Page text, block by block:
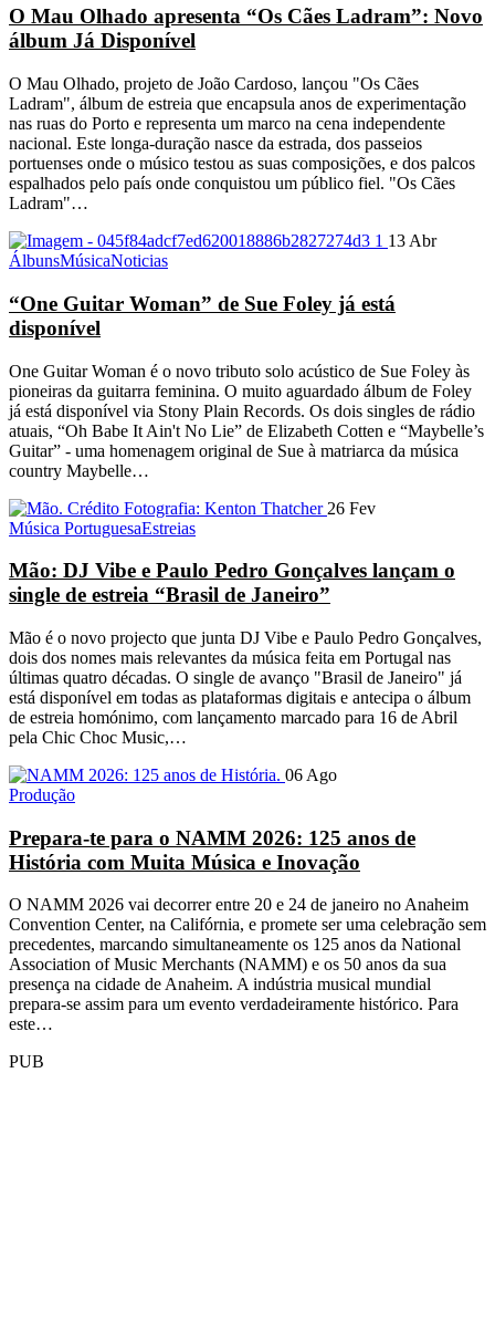
O Mau Olhado apresenta “Os Cães Ladram”: Novo
álbum Já Disponível
O Mau Olhado, projeto de João Cardoso, lançou "Os Cães
Ladram", álbum de estreia que encapsula anos de experimentação
nas ruas do Porto e representa um marco na cena independente
nacional. Este longa-duração nasce da estrada, dos passeios
portuenses onde o músico testou as suas composições, e dos palcos
espalhados pelo país onde conquistou um público fiel. "Os Cães
Ladram"…
13 Abr
ÁlbunsMúsicaNoticias
“One Guitar Woman” de Sue Foley já está
disponível
One Guitar Woman é o novo tributo solo acústico de Sue Foley às
pioneiras da guitarra feminina. O muito aguardado álbum de Foley
já está disponível via Stony Plain Records. Os dois singles de rádio
atuais, “Oh Babe It Ain't No Lie” de Elizabeth Cotten e “Maybelle’s
Guitar” - uma homenagem original de Sue à matriarca da música
country Maybelle…
26 Fev
Música PortuguesaEstreias
Mão: DJ Vibe e Paulo Pedro Gonçalves lançam o
single de estreia “Brasil de Janeiro”
Mão é o novo projecto que junta DJ Vibe e Paulo Pedro Gonçalves,
dois dos nomes mais relevantes da música feita em Portugal nas
últimas quatro décadas. O single de avanço "Brasil de Janeiro" já
está disponível em todas as plataformas digitais e antecipa o álbum
de estreia homónimo, com lançamento marcado para 16 de Abril
pela Chic Choc Music,…
06 Ago
Produção
Prepara-te para o NAMM 2026: 125 anos de
História com Muita Música e Inovação
O NAMM 2026 vai decorrer entre 20 e 24 de janeiro no Anaheim
Convention Center, na Califórnia, e promete ser uma celebração sem
precedentes, marcando simultaneamente os 125 anos da National
Association of Music Merchants (NAMM) e os 50 anos da sua
presença na cidade de Anaheim. A indústria musical mundial
prepara-se assim para um evento verdadeiramente histórico. Para
este…
PUB